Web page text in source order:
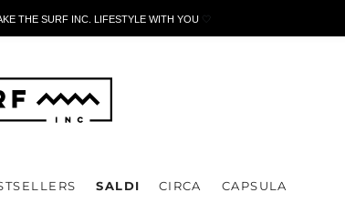
THE SURF INC. LIFESTYLE WITH YOU🤍
SALDI CIRCA CAPSULA